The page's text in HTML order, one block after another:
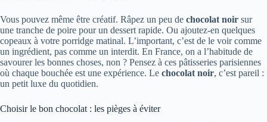
Vous pouvez même être créatif. Râpez un peu de chocolat noir sur
une tranche de poire pour un dessert rapide. Ou ajoutez-en quelques
copeaux à votre porridge matinal. L’important, c’est de le voir comme
un ingrédient, pas comme un interdit. En France, on a l’habitude de
savourer les bonnes choses, non ? Pensez à ces pâtisseries parisiennes
où chaque bouchée est une expérience. Le chocolat noir, c’est pareil :
un petit luxe du quotidien.
Choisir le bon chocolat : les pièges à éviter